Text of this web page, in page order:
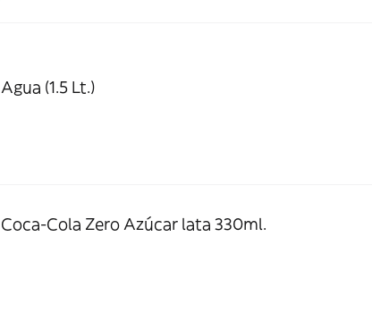
Agua (1.5 Lt.)
Coca-Cola Zero Azúcar lata 330ml.